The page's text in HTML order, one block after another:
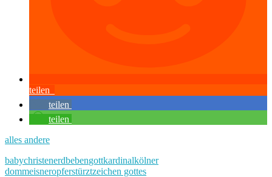
teilen
teilen
teilen
alles andere
babychristenerdbebengottkardinalkölner
dommeisneropferstürztzeichen gottes